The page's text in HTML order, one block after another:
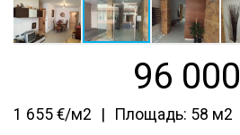
96 000
1 655 €/м2 Площадь: 58 м2